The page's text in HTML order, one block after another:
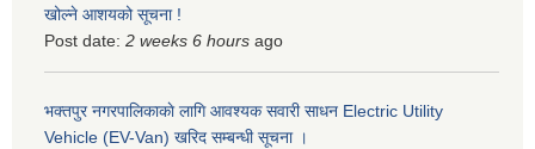
खोल्ने आशयको सूचना !
Post date: 2 weeks 6 hours ago
भक्तपुर नगरपालिकाकाे लागि आवश्यक सवारी साधन Electric Utility
Vehicle (EV-Van) खरिद सम्बन्धी सूचना ।